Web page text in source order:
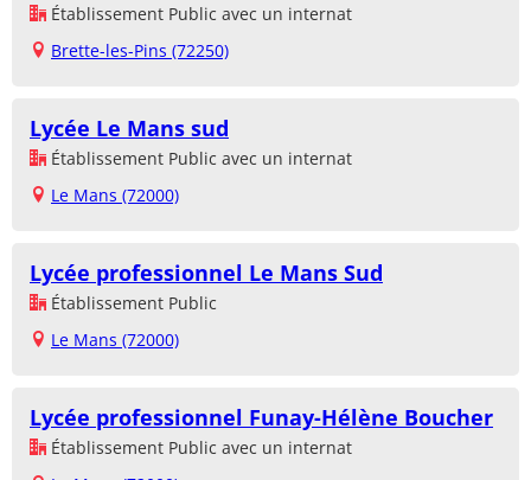
Établissement Public avec un internat
Brette-les-Pins (72250)
Lycée Le Mans sud
Établissement Public avec un internat
Le Mans (72000)
Lycée professionnel Le Mans Sud
Établissement Public
Le Mans (72000)
Lycée professionnel Funay-Hélène Boucher
Établissement Public avec un internat